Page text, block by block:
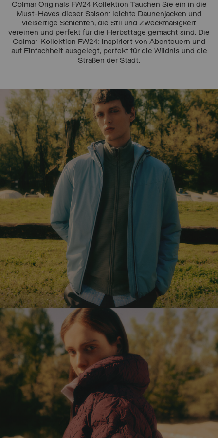
Colmar Originals FW24 Kollektion Tauchen Sie ein in die
Must-Haves dieser Saison: leichte Daunenjacken und
vielseitige Schichten, die Stil und Zweckmäßigkeit
vereinen und perfekt für die Herbsttage gemacht sind. Die
Colmar-Kollektion FW24: inspiriert von Abenteuern und
auf Einfachheit ausgelegt, perfekt für die Wildnis und die
Straßen der Stadt.